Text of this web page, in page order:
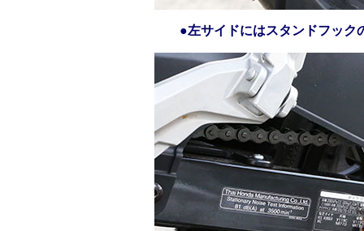
●左サイドにはスタンドフック